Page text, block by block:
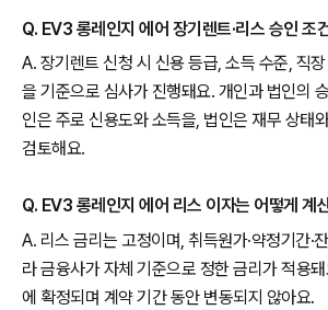
Q. EV3 롱레인지 에어 장기렌트·리스 승인 조
A. 장기렌트 신청 시 신용 등급, 소득 수준, 직
을 기준으로 심사가 진행돼요. 개인과 법인의
인은 주로 신용도와 소득을, 법인은 재무 상태
검토해요.
Q. EV3 롱레인지 에어 리스 이자는 어떻게 계
A. 리스 금리는 고정이며, 취득원가·약정기간·
라 금융사가 자체 기준으로 정한 금리가 적용
에 확정되며 계약 기간 동안 변동되지 않아요.